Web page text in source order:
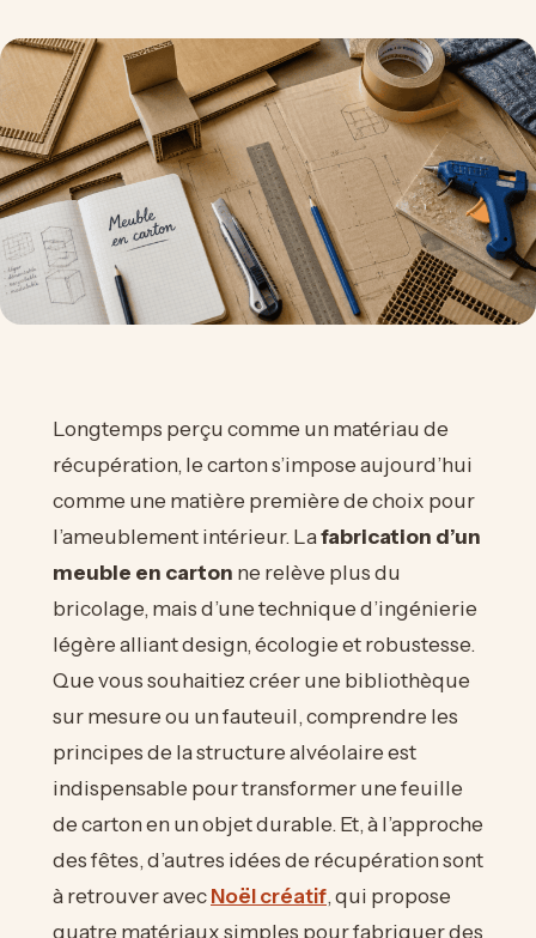
Longtemps perçu comme un matériau de
récupération, le carton s’impose aujourd’hui
comme une matière première de choix pour
l’ameublement intérieur. Lafabrication d’un
meuble en carton ne relève plus du
bricolage, mais d’une technique d’ingénierie
légère alliant design, écologie et robustesse.
Que vous souhaitiez créer une bibliothèque
sur mesure ou un fauteuil, comprendre les
principes de la structure alvéolaire est
indispensable pour transformer une feuille
de carton en un objet durable. Et, à l’approche
des fêtes, d’autres idées de récupération sont
à retrouver avecNoël créatif, qui propose
quatre matériaux simples pour fabriquer des